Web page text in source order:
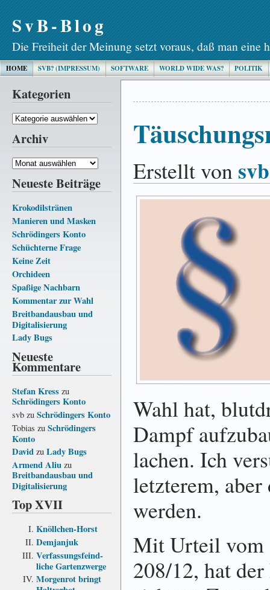
SvB-Blog
Die Freiheit der Meinung setzt voraus, daß man eine
HOME SVB? (IMPRESSUM) SOFTWARE WORLD WIDE WAS? POLITIK
Kategorien
Kategorien
Archiv
Archiv
Neueste Beiträge
Krokodilstränen
Manieren und Masken
Schrödingers Konto
Schüchterne Frage
Keine Zeit
Orchideen
Spaßige Nachbarn
Kommentar zur Wahl
Breitbandausbau und
Digitalisierung
Lady Bugs
Neueste
Kommentare
Stefan Kress zu
Schrödingers Konto
svb zu Schrödingers Konto
Tobias zu Schrödingers
Konto
David zu Lady Bugs
Armend Aliu zu
Breitbandausbau und
Digitalisierung
Top XVII
Knöllchen-Horst
Demjanjuk
Verfassungs­feind­
liche Garten­zwerge
Morgenrot bringt
Erstellt vonsvb
Wahl hat,
Dampf
lachen. Ich
letzterem,
werden.
Mit Urteil vom
208/12, hat